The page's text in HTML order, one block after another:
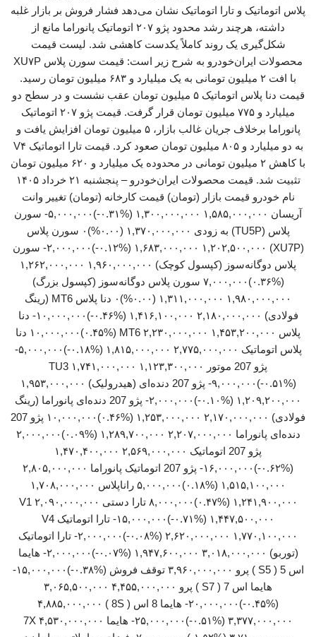
پلاس اتوماتیک و تارا اتوماتیک نشان می‌دهد فشار فروش بر بازار غلبه
داشته، هرچند رشد محدود پژو ۲۰۷ اتوماتیک پانوراما مانع از
شکل‌گیری یک روند کاملاً یکدست کاهشی شد. لیست قیمت
محصولات ایران‌خودرو به شرح زیر است: قیمت سورن پلاس XU۷P
با افت ۲ میلیون تومانی به یک میلیارد و ۶۸۳ میلیون تومان رسید.
قیمت دنا پلاس اتوماتیک ۵ میلیون تومان عقب نشست و در سطح دو
میلیارد و ۷۷۵ میلیون تومان قرار گرفت. قیمت پژو ۲۰۷ اتوماتیک
پانوراما برخلاف جریان غالب بازار، ۵ میلیون تومان افزایش یافت و
به دو میلیارد و ۸۰۵ میلیون تومان صعود کرد. قیمت تارا اتوماتیک V۴
با کاهش ۲ میلیون تومانی در محدوده یک میلیارد و ۶۲۰ میلیون تومان
تثبیت شد. قیمت محصولات ایران‌خودرو – پنجشنبه ۲۱ خرداد ۱۴۰۵
نام خودرو قیمت بازار (تومان) قیمت کارخانه (تومان) تغییر وانت
آریسان ۱,۵۸۵,۰۰۰,۰۰۰ ۱,۳۰۰,۰۰۰,۰۰۰ (‎-۰.۳۱%‏)‎-۵,۰۰۰,۰۰۰‏ سورن
پلاس (TU5P) به زودی ۱,۳۷۰,۰۰۰,۰۰۰ (۰.۰۰%)۰ سورن پلاس
(XU7P) ۱,۶۸۳,۰۰۰,۰۰۰ ۱,۲۰۲,۵۰۰,۰۰۰ (‎-۰.۱۲%‏)‎-۲,۰۰۰,۰۰۰‏ سورن
پلاس دوگانه‌سوز (کپسول کوچک) ۱,۹۶۰,۰۰۰,۰۰۰ ۱,۲۶۲,۰۰۰,۰۰۰
(‎۰.۳۶%‏)‎۷,۰۰۰,۰۰۰‏ سورن پلاس دوگانه‌سوز (کپسول بزرگ)
۱,۹۸۰,۰۰۰,۰۰۰ ۱,۳۱۱,۰۰۰,۰۰۰ (۰.۰۰%)۰ دنا پلاس MT6 (رینگ
فولادی) ۲,۱۸۰,۰۰۰,۰۰۰ ۱,۴۱۶,۱۰۰,۰۰۰ (‎-۰.۴۶%‏)‎-۱۰,۰۰۰,۰۰۰‏ دنا
پلاس MT6 ۲,۲۳۰,۰۰۰,۰۰۰ ۱,۴۵۳,۲۰۰,۰۰۰ (‎۰.۴۵%‏)‎۱۰,۰۰۰,۰۰۰‏ دنا
پژو 207 موتور TU3 ۱,۷۴۱,۰۰۰,۰۰۰ ۱,۱۲۳,۳۰۰,۰۰۰
(‎-۰.۵۱%‏)‎-۹,۰۰۰,۰۰۰‏ پژو 207 دنده‌ای (هیدرولیک) ۱,۹۵۳,۰۰۰,۰۰۰
۱,۲۰۹,۲۰۰,۰۰۰ (‎-۰.۱۰%‏)‎-۲,۰۰۰,۰۰۰‏ پژو 207 دنده‌ای پانوراما (رینگ
فولادی) ۲,۱۷۰,۰۰۰,۰۰۰ ۱,۲۵۳,۰۰۰,۰۰۰ (‎۰.۴۶%‏)‎۱۰,۰۰۰,۰۰۰‏ پژو 207
پژو 207 اتوماتیک ۲,۵۶۹,۰۰۰,۰۰۰ ۱,۴۷۰,۴۰۰,۰۰۰
(‎-۰.۶۲%‏)‎-۱۶,۰۰۰,۰۰۰‏ پژو 207 اتوماتیک پانوراما ۲,۸۰۵,۰۰۰,۰۰۰
۱,۵۱۵,۱۰۰,۰۰۰ (‎۰.۱۸%‏)‎۵,۰۰۰,۰۰۰‏ راناپلاس ۱,۷۰۸,۰۰۰,۰۰۰
۱,۲۴۱,۹۰۰,۰۰۰ (‎۰.۴۷%‏)‎۸,۰۰۰,۰۰۰‏ تارا دستی V1 ۲,۰۹۰,۰۰۰,۰۰۰
۱,۴۴۷,۵۰۰,۰۰۰ (‎-۰.۷۱%‏)‎-۱۵,۰۰۰,۰۰۰‏ تارا اتوماتیک V4
۲,۶۲۰,۰۰۰,۰۰۰ ۱,۷۷۰,۱۰۰,۰۰۰ (‎-۰.۰۸%‏)‎-۲,۰۰۰,۰۰۰‏ تارا اتوماتیک
(توربو) ۳,۰۱۸,۰۰۰,۰۰۰ ۱,۹۴۷,۶۰۰,۰۰۰ (‎-۰.۰۷%‏)‎-۲,۰۰۰,۰۰۰‏ هایما
هایما اس 7 ( S7 ) پرو ۴,۴۵۵,۰۰۰,۰۰۰ ۳,۰۶۵,۵۰۰,۰۰۰
(‎-۰.۴۵%‏)‎-۲۰,۰۰۰,۰۰۰‏ هایما 8 اس ( 8S ) ۴,۸۸۵,۰۰۰,۰۰۰
۳,۳۷۷,۰۰۰,۰۰۰ (‎-۰.۵۱%‏)‎-۲۵,۰۰۰,۰۰۰‏ هایما 7X ۴,۵۳۰,۰۰۰,۰۰۰